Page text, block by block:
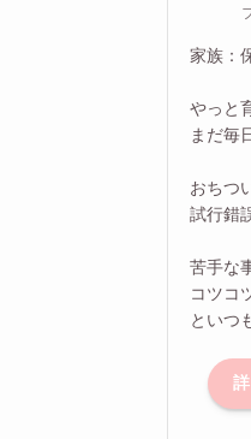
家族：
やっと
まだ毎
おちつ
試行錯
苦手な
コツコ
といつ